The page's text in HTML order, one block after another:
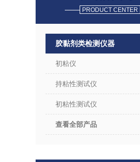
PRODUCT CENTER
胶黏剂类检测仪器
初粘仪
持粘性测试仪
初粘性测试仪
查看全部产品